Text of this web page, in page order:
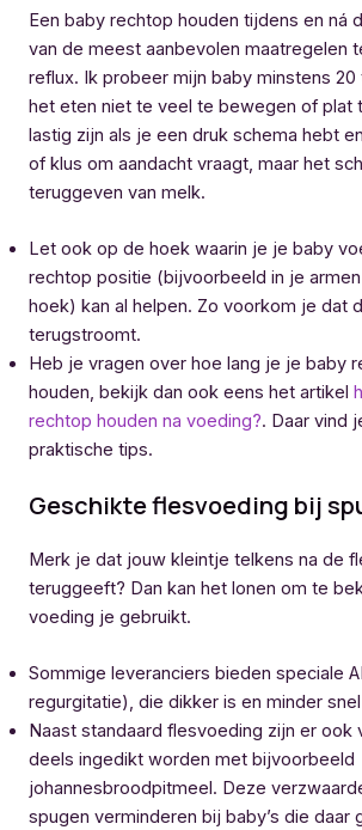
Een baby rechtop houden tijdens en ná
van de meest aanbevolen maatregelen
reflux. Ik probeer mijn baby minstens 20
het eten niet te veel te bewegen of plat
lastig zijn als je een druk schema hebt
of klus om aandacht vraagt, maar het
teruggeven van melk.
Let ook op de hoek waarin je je baby
rechtop positie (bijvoorbeeld in je
hoek) kan al helpen. Zo voorkom je dat
terugstroomt.
Heb je vragen over hoe lang je je baby
houden, bekijk dan ook eens het artikel
rechtop houden na voeding?. Daar vind
praktische tips.
Geschikte flesvoeding bij
Merk je dat jouw kleintje telkens na de
teruggeeft? Dan kan het lonen om te
voeding je gebruikt.
Sommige leveranciers bieden speciale
regurgitatie), die dikker is en minder
Naast standaard flesvoeding zijn er ook
deels ingedikt worden met bijvoorbeeld
johannesbroodpitmeel. Deze
spugen verminderen bij baby’s die daar